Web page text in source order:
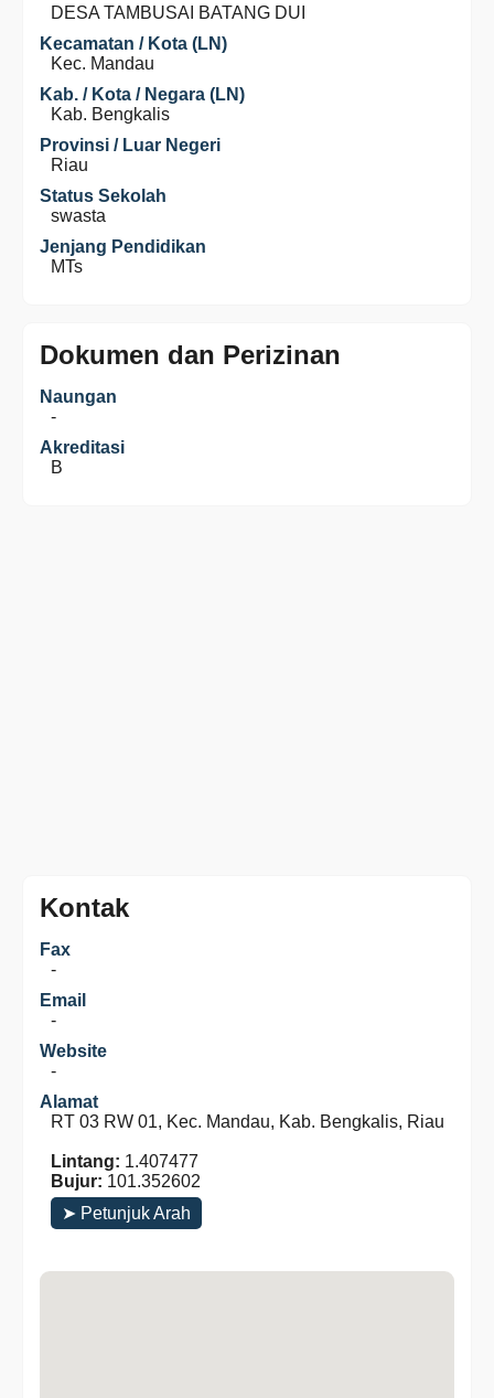
DESA TAMBUSAI BATANG DUI
Kecamatan / Kota (LN)
Kec. Mandau
Kab. / Kota / Negara (LN)
Kab. Bengkalis
Provinsi / Luar Negeri
Riau
Status Sekolah
swasta
Jenjang Pendidikan
MTs
Dokumen dan Perizinan
Naungan
-
Akreditasi
B
Kontak
Fax
-
Email
-
Website
-
Alamat
RT 03 RW 01, Kec. Mandau, Kab. Bengkalis, Riau
Lintang: 1.407477
Bujur: 101.352602
➤ Petunjuk Arah